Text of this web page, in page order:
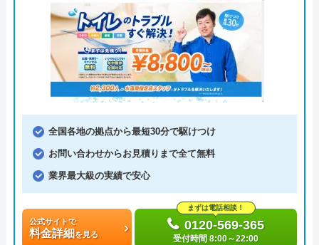
全国各地の拠点から最短30分で駆けつけ
お問い合わせからお見積りまで全て無料
業界最大級の実績で安心
公式サイトで
料金詳細を見る
まずは電話相談！
0120-569-365
受付時間 8:00～22:00